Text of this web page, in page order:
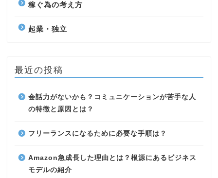
稼ぐ為の考え方
起業・独立
最近の投稿
会話力がないかも？コミュニケーションが苦手な人
の特徴と原因とは？
フリーランスになるために必要な手順は？
Amazon急成長した理由とは？根源にあるビジネス
モデルの紹介